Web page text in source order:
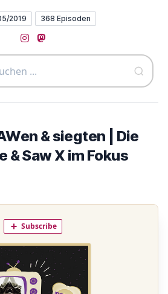
2019 368 Episoden
Instagram
Mastodon
& siegten | Die
& Saw X im Fokus